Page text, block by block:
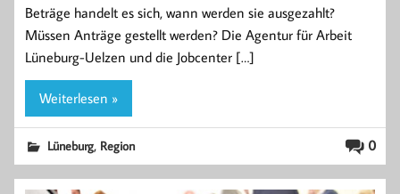
Beträge handelt es sich, wann werden sie ausgezahlt?
Müssen Anträge gestellt werden? Die Agentur für Arbeit
Lüneburg-Uelzen und die Jobcenter […]
Weiterlesen »
0
Lüneburg, Region